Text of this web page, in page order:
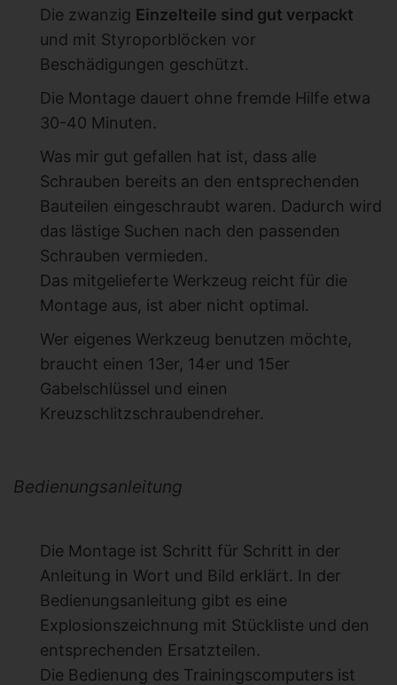
Die zwanzig Einzelteile sind gut verpackt
und mit Styroporblöcken vor
Beschädigungen geschützt.
Die Montage dauert ohne fremde Hilfe etwa
30-40 Minuten.
Was mir gut gefallen hat ist, dass alle
Schrauben bereits an den entsprechenden
Bauteilen eingeschraubt waren. Dadurch wird
das lästige Suchen nach den passenden
Schrauben vermieden.
Das mitgelieferte Werkzeug reicht für die
Montage aus, ist aber nicht optimal.
Wer eigenes Werkzeug benutzen möchte,
braucht einen 13er, 14er und 15er
Gabelschlüssel und einen
Kreuzschlitzschraubendreher.
Bedienungsanleitung
Die Montage ist Schritt für Schritt in der
Anleitung in Wort und Bild erklärt. In der
Bedienungsanleitung gibt es eine
Explosionszeichnung mit Stückliste und den
entsprechenden Ersatzteilen.
Die Bedienung des Trainingscomputers ist